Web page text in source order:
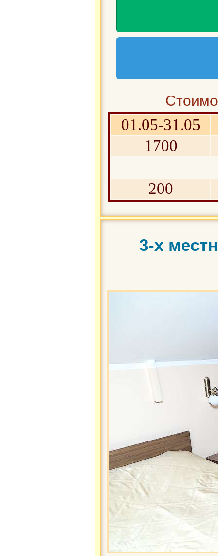
01.05-31.05
1700
200
3-х